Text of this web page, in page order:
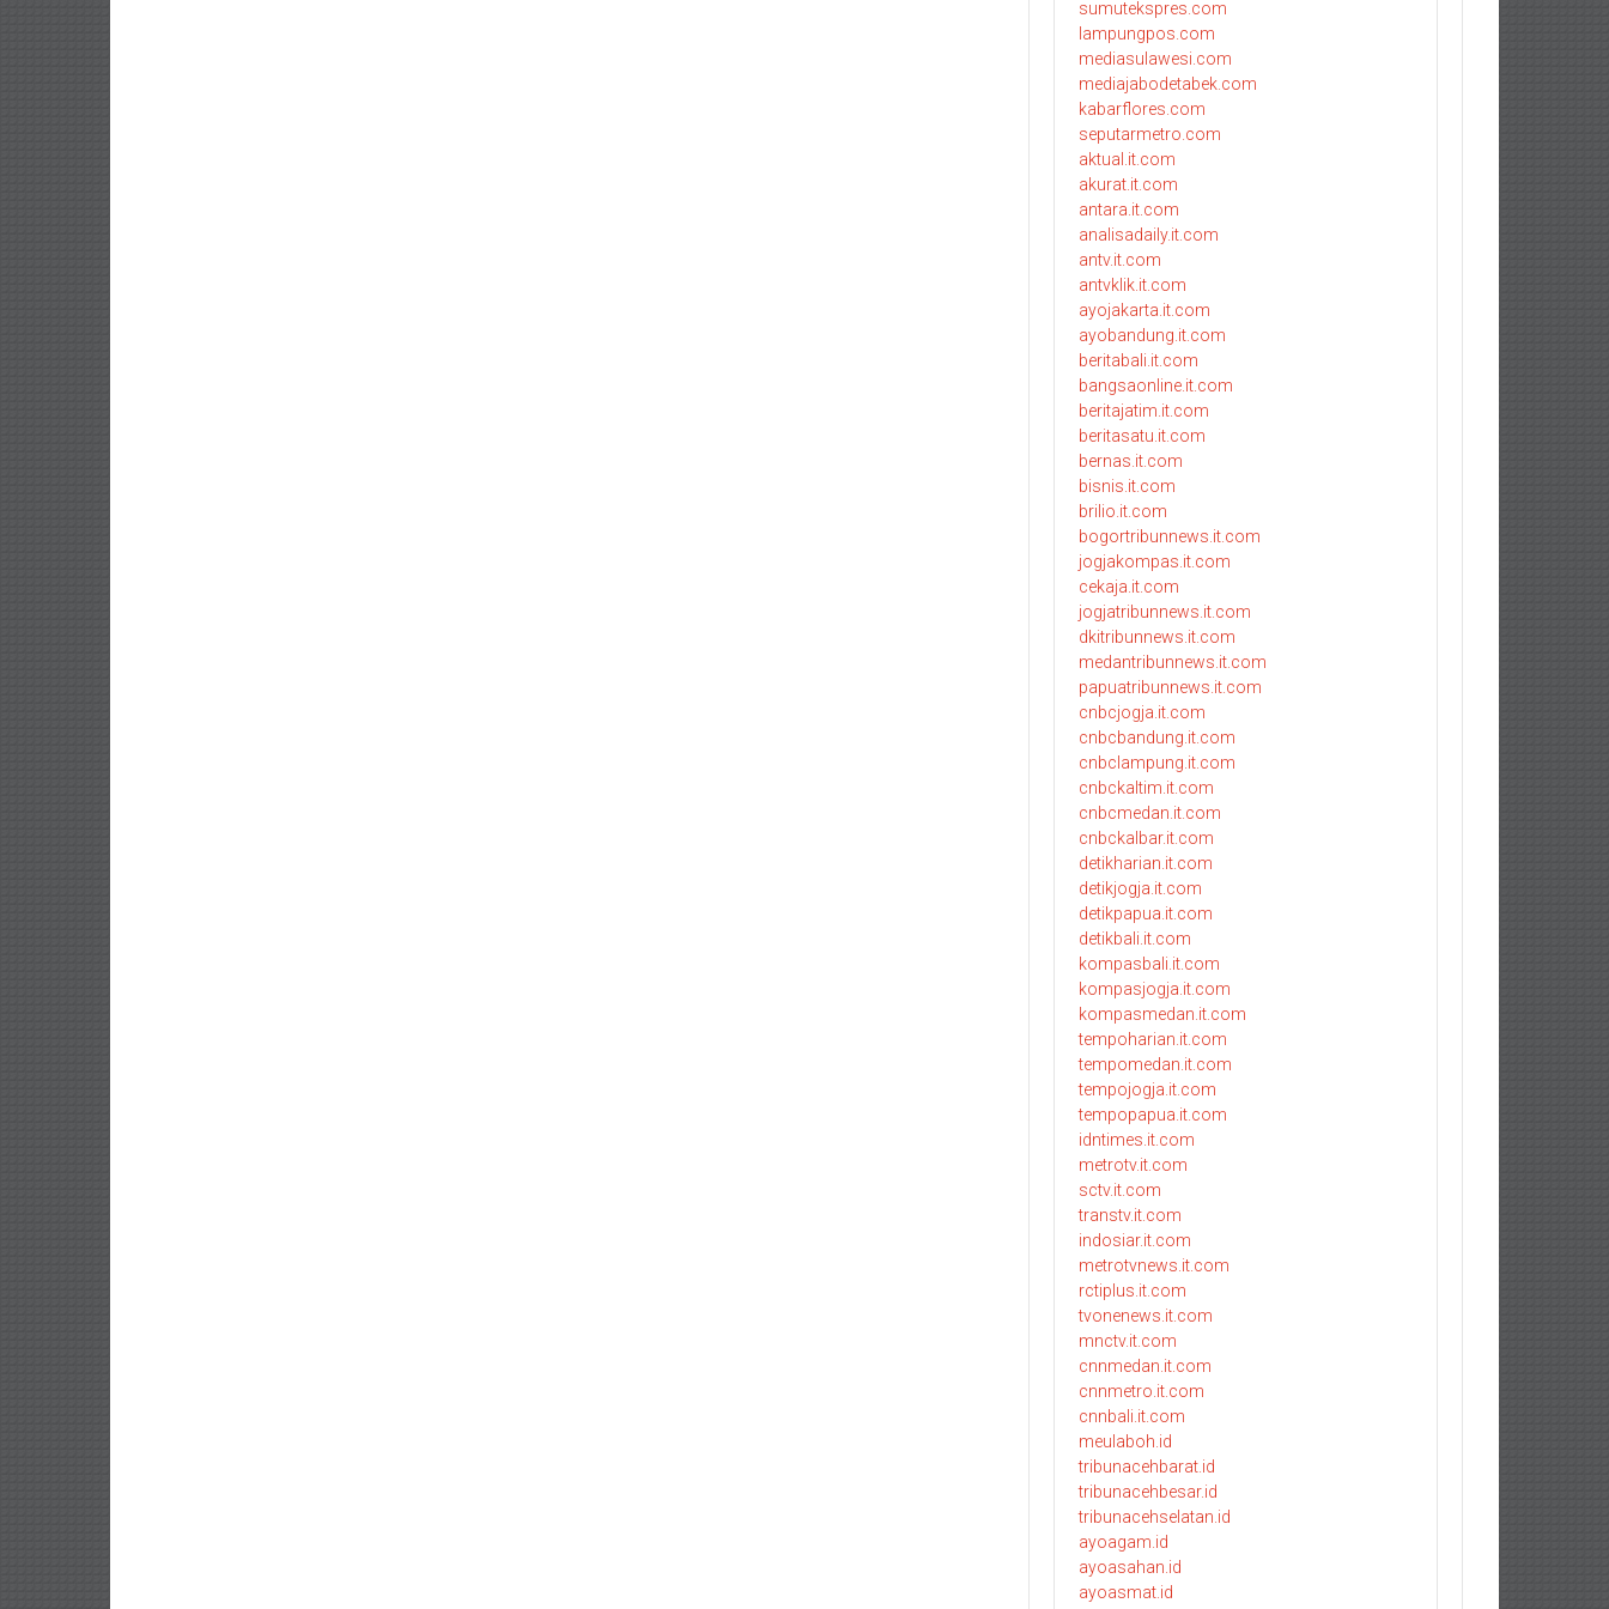
sumutekspres.com
lampungpos.com
mediasulawesi.com
mediajabodetabek.com
kabarflores.com
seputarmetro.com
aktual.it.com
akurat.it.com
antara.it.com
analisadaily.it.com
antv.it.com
antvklik.it.com
ayojakarta.it.com
ayobandung.it.com
beritabali.it.com
bangsaonline.it.com
beritajatim.it.com
beritasatu.it.com
bernas.it.com
bisnis.it.com
brilio.it.com
bogortribunnews.it.com
jogjakompas.it.com
cekaja.it.com
jogjatribunnews.it.com
dkitribunnews.it.com
medantribunnews.it.com
papuatribunnews.it.com
cnbcjogja.it.com
cnbcbandung.it.com
cnbclampung.it.com
cnbckaltim.it.com
cnbcmedan.it.com
cnbckalbar.it.com
detikharian.it.com
detikjogja.it.com
detikpapua.it.com
detikbali.it.com
kompasbali.it.com
kompasjogja.it.com
kompasmedan.it.com
tempoharian.it.com
tempomedan.it.com
tempojogja.it.com
tempopapua.it.com
idntimes.it.com
metrotv.it.com
sctv.it.com
transtv.it.com
indosiar.it.com
metrotvnews.it.com
rctiplus.it.com
tvonenews.it.com
mnctv.it.com
cnnmedan.it.com
cnnmetro.it.com
cnnbali.it.com
meulaboh.id
tribunacehbarat.id
tribunacehbesar.id
tribunacehselatan.id
ayoagam.id
ayoasahan.id
ayoasmat.id